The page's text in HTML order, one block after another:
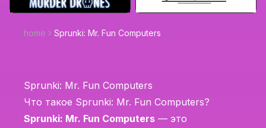
home Sprunki: Mr. Fun Computers
Sprunki: Mr. Fun Computers
Что такое Sprunki: Mr. Fun Computers?
Sprunki: Mr. Fun Computers — это